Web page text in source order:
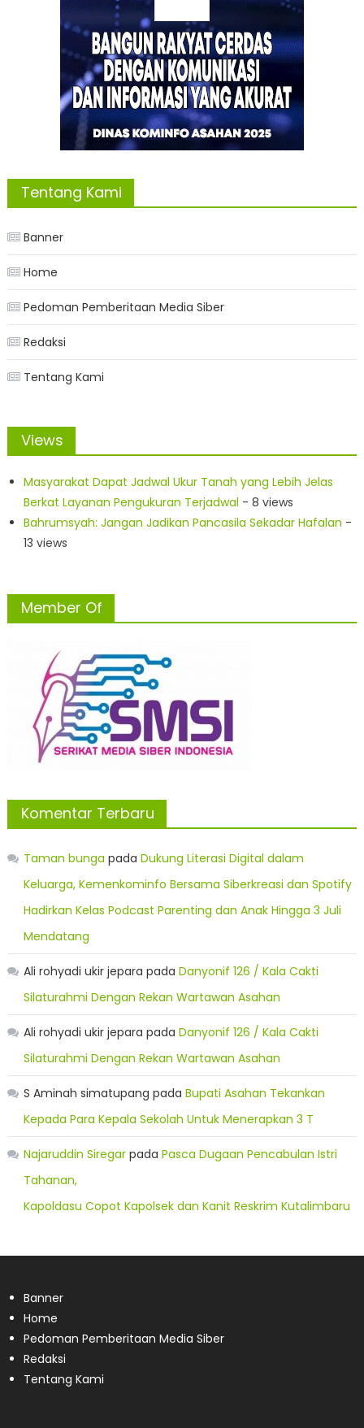
Tentang Kami
Banner
Home
Pedoman Pemberitaan Media Siber
Redaksi
Tentang Kami
Views
Masyarakat Dapat Jadwal Ukur Tanah yang Lebih Jelas
Berkat Layanan Pengukuran Terjadwal - 8 views
Bahrumsyah: Jangan Jadikan Pancasila Sekadar Hafalan -
13 views
Member Of
Komentar Terbaru
Taman bunga pada Dukung Literasi Digital dalam
Keluarga, Kemenkominfo Bersama Siberkreasi dan Spotify
Hadirkan Kelas Podcast Parenting dan Anak Hingga 3 Juli
Mendatang
Ali rohyadi ukir jepara pada Danyonif 126 / Kala Cakti
Silaturahmi Dengan Rekan Wartawan Asahan
Ali rohyadi ukir jepara pada Danyonif 126 / Kala Cakti
Silaturahmi Dengan Rekan Wartawan Asahan
S Aminah simatupang pada Bupati Asahan Tekankan
Kepada Para Kepala Sekolah Untuk Menerapkan 3 T
Najaruddin Siregarpada Pasca Dugaan Pencabulan Istri
Tahanan,
Kapoldasu Copot Kapolsek dan Kanit Reskrim Kutalimbaru
Banner
Home
Pedoman Pemberitaan Media Siber
Redaksi
Tentang Kami